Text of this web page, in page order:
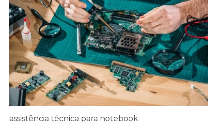
assistência técnica para notebook